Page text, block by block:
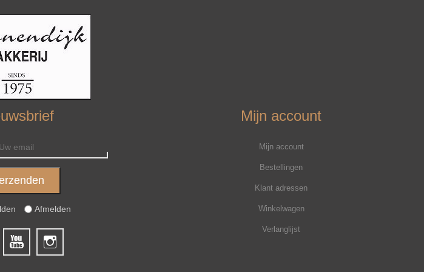
Afmelden
Mijn account
Mijn account
Bestellingen
Klant adressen
Winkelwagen
Verlanglijst